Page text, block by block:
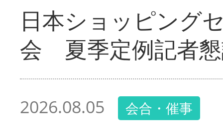
日本ショッピング
会 夏季定例記者
2026.08.05 会合・催事